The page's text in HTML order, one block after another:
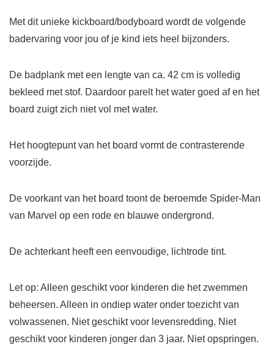
Met dit unieke kickboard/bodyboard wordt de volgende
badervaring voor jou of je kind iets heel bijzonders.
De badplank met een lengte van ca. 42 cm is volledig
bekleed met stof. Daardoor parelt het water goed af en het
board zuigt zich niet vol met water.
Het hoogtepunt van het board vormt de contrasterende
voorzijde.
De voorkant van het board toont de beroemde Spider-Man
van Marvel op een rode en blauwe ondergrond.
De achterkant heeft een eenvoudige, lichtrode tint.
Let op: Alleen geschikt voor kinderen die het zwemmen
beheersen. Alleen in ondiep water onder toezicht van
volwassenen. Niet geschikt voor levensredding. Niet
geschikt voor kinderen jonger dan 3 jaar. Niet opspringen.